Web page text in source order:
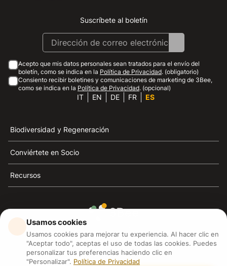
Instagram
Facebook
Linkedin
Youtube
Suscríbete al boletín
Acepto que mis datos personales sean tratados para el envío del
boletín, como se indica en la Política de Privacidad. (obligatorio)
Consiento recibir boletines y comunicaciones de marketing de 3Bee,
como se indica en la Política de Privacidad. (opcional)
IT EN DE FR ES
Biodiversidad y Regeneración
Conviértete en Socio
Recursos
3Bee es el referente de la sostenibilidad, la defensa de
las abejas y la biodiversidad
3Bee S.R.L Via Pastrengo 14, 20159, Milano (MI)
Usamos cookies
Usamos cookies para mejorar tu experiencia. Al hacer clic en
"Aceptar todo", aceptas el uso de todas las cookies. Puedes
personalizar tus preferencias haciendo clic en
"Personalizar". Política de Privacidad